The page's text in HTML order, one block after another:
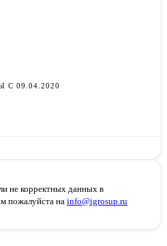
09.04.2020
не корректных данных в
пожалуйста на info@igrosup.ru